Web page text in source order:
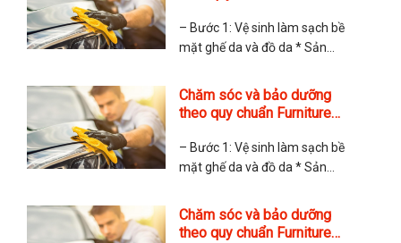
ngấm nước vào bề mặt): Phun
Leather Ultra
– Bước 1: Vệ sinh làm sạch bề
mặt ghế da và đồ da * Sản
Clean. Sản phẩm gồm các dung
tích 100ml, 250ml, 500ml và 5 lít
ngấm nước vào bề mặt): Phun
Leather Ultra
Chăm sóc và bảo dưỡng
theo quy chuẩn Furniture
– Bước 1: Vệ sinh làm sạch bề
mặt ghế da và đồ da * Sản
Clean. Sản phẩm gồm các dung
tích 100ml, 250ml, 500ml và 5 lít
Chăm sóc và bảo dưỡng
theo quy chuẩn Furniture